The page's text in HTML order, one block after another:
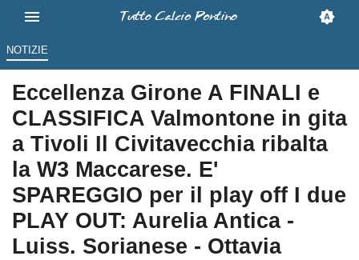
NOTIZIE
Eccellenza Girone A FINALI e
CLASSIFICA Valmontone in gita
a Tivoli Il Civitavecchia ribalta
la W3 Maccarese. E'
SPAREGGIO per il play off I due
PLAY OUT: Aurelia Antica -
Luiss. Sorianese - Ottavia